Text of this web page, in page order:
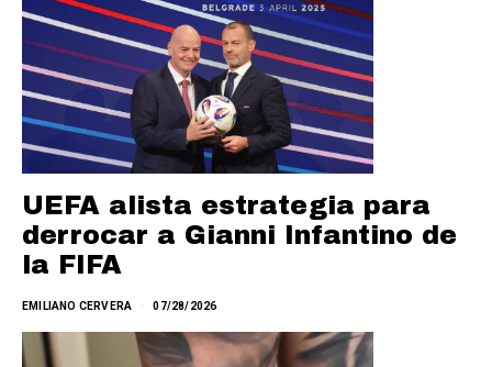
UEFA alista estrategia para
derrocar a Gianni Infantino de
la FIFA
EMILIANO CERVERA 07/28/2026